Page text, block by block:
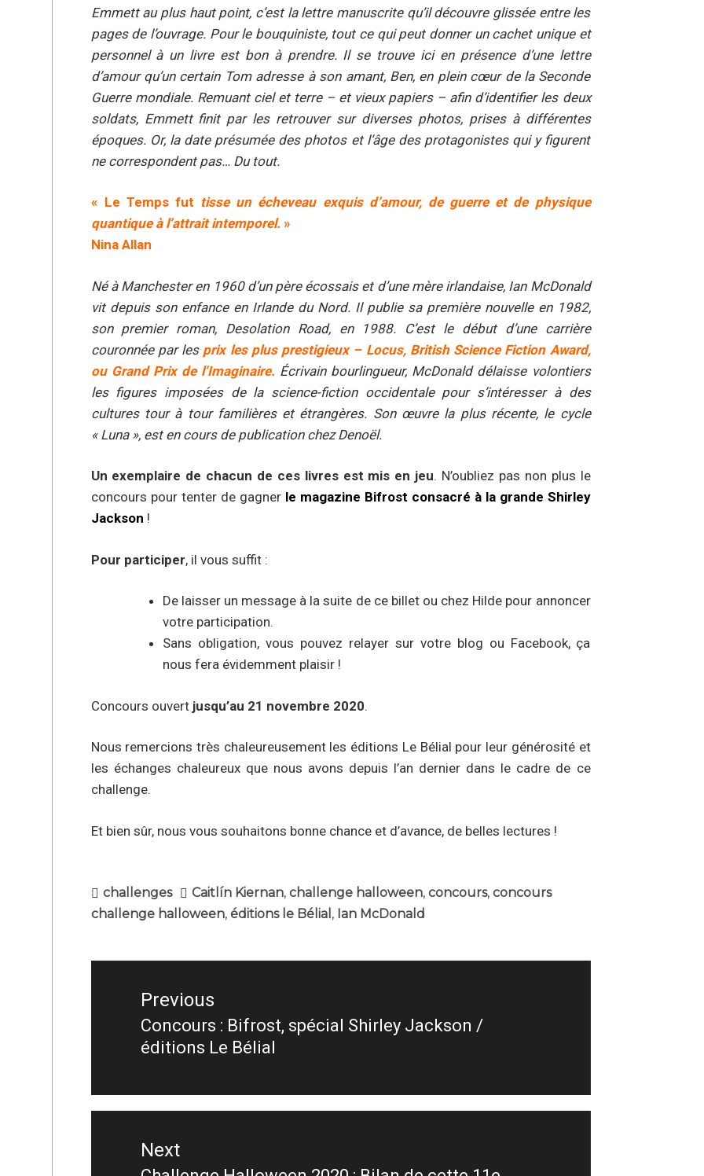
Emmett au plus haut point, c’est la lettre manuscrite qu’il découvre glissée entre les
pages de l’ouvrage. Pour le bouquiniste, tout ce qui peut donner un cachet unique et
personnel à un livre est bon à prendre. Il se trouve ici en présence d’une lettre
d’amour qu’un certain Tom adresse à son amant, Ben, en plein cœur de la Seconde
Guerre mondiale. Remuant ciel et terre – et vieux papiers – afin d’identifier les deux
soldats, Emmett finit par les retrouver sur diverses photos, prises à différentes
époques. Or, la date présumée des photos et l’âge des protagonistes qui y figurent
ne correspondent pas… Du tout.
« Le Temps fut tisse un écheveau exquis d’amour, de guerre et de physique
quantique à l’attrait intemporel. »
Nina Allan
Né à Manchester en 1960 d’un père écossais et d’une mère irlandaise, Ian McDonald
vit depuis son enfance en Irlande du Nord. Il publie sa première nouvelle en 1982,
son premier roman, Desolation Road, en 1988. C’est le début d’une carrière
couronnée par lesprix les plus prestigieux – Locus, British Science Fiction Award,
ou Grand Prix de l’Imaginaire. Écrivain bourlingueur, McDonald délaisse volontiers
les figures imposées de la science-fiction occidentale pour s’intéresser à des
cultures tour à tour familières et étrangères. Son œuvre la plus récente, le cycle
« Luna », est en cours de publication chez Denoël.
Un exemplaire de chacun de ces livres est mis en jeu. N’oubliez pas non plus le
concours pour tenter de gagner le magazine Bifrost consacré à la grande Shirley
Jackson !
Pour participer, il vous suffit :
De laisser un message à la suite de ce billet ou chez Hilde pour annoncer
votre participation.
Sans obligation, vous pouvez relayer sur votre blog ou Facebook, ça
nous fera évidemment plaisir !
Concours ouvertjusqu’au 21 novembre 2020.
Nous remercions très chaleureusement les éditions Le Bélial pour leur générosité et
les échanges chaleureux que nous avons depuis l’an dernier dans le cadre de ce
challenge.
Et bien sûr, nous vous souhaitons bonne chance et d’avance, de belles lectures !
challenges Caitlín Kiernan, challenge halloween, concours, concours
challenge halloween, éditions le Bélial , Ian McDonald
l’article
Previous
Previous
post:
Concours : Bifrost, spécial Shirley Jackson /
éditions Le Bélial
Next